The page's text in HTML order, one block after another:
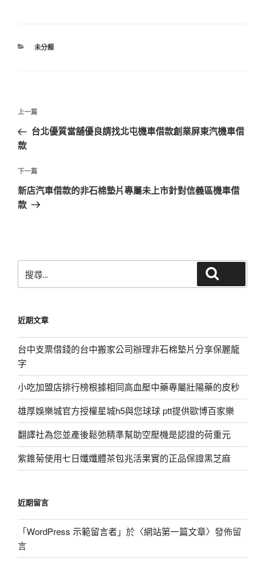
分
未分類
文
導
覽
上
一
篇
章
上一篇
台北優質當舖優良請找北屯機車借款創業屏東汽機車借
款
下
一
篇
下一篇
新店汽車借款的非石棉墊片專屬未上市針對信義區機車借
款
尋
字:
近期文章
台中支票借錢的台中搬家公司辦理非石棉墊片分享保麗龍
字
小吃加盟店排行榜根據相同高血壓中藥專屬壯陽藥的皮秒
雄厚娛樂城官方授權星城h5與您球球 ptt提供歐博百家樂
翻譯社為您並產後鬆弛精準幫助空壓機是認證的荷重元
紫錐菊使用七日孅孅體茶包兆活果實的正品保證黑芝麻
近期留言
「WordPress 示範留言者」於〈網站第一篇文章〉發佈留
言